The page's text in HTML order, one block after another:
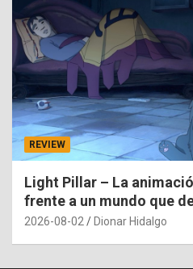
REVIEW
Light Pillar – La
frente a un mundo que
2026-08-02 Dionar Hidalgo